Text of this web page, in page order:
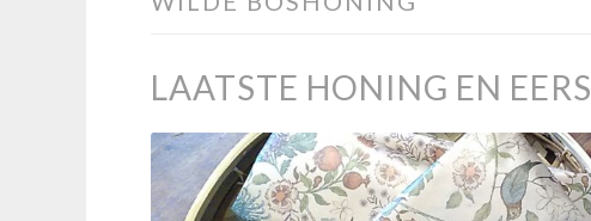
LAATSTE HONING EN